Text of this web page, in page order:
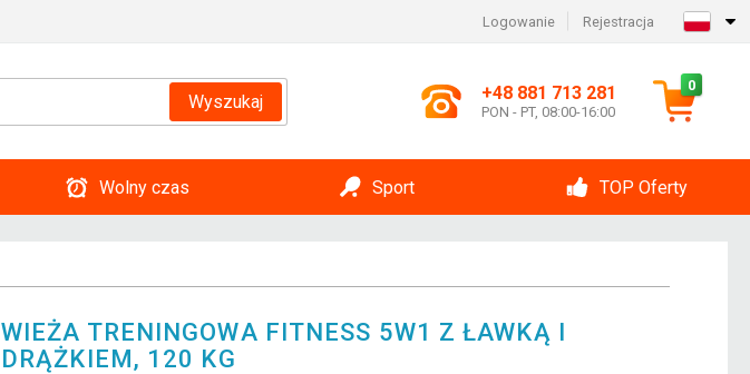
Logowanie Rejestracja
Wyszukaj +48 881 713 281
PON - PT, 08:00-16:00
0
Wolny czas Sport TOP Oferty
WIEŻA TRENINGOWA FITNESS 5W1 Z ŁAWKĄ I
DRĄŻKIEM, 120 KG